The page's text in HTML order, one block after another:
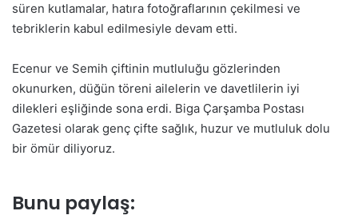
süren kutlamalar, hatıra fotoğraflarının çekilmesi ve
tebriklerin kabul edilmesiyle devam etti.
Ecenur ve Semih çiftinin mutluluğu gözlerinden
okunurken, düğün töreni ailelerin ve davetlilerin iyi
dilekleri eşliğinde sona erdi. Biga Çarşamba Postası
Gazetesi olarak genç çifte sağlık, huzur ve mutluluk dolu
bir ömür diliyoruz.
Bunu paylaş: